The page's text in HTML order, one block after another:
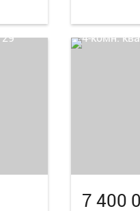
7 400